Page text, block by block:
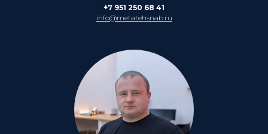
+7 951 250 68 41
info@metatehsnab.ru